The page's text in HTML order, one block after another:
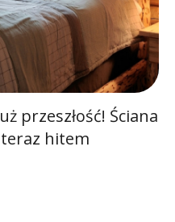
przeszłość! Ściana
hitem